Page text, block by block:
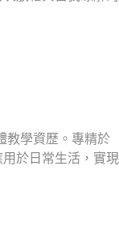
教學資歷。專精於
於日常生活，實現